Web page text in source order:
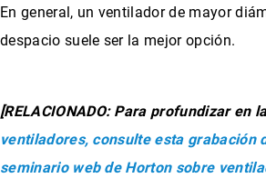
En general, un ventilador de mayor
despacio suele ser la mejor opción.
[RELACIONADO: Para profundizar en
ventiladores, consulte esta grabación
seminario web de Horton sobre